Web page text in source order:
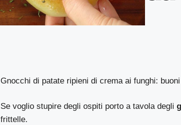
Gnocchi di patate ripieni di crema ai funghi:
Se voglio stupire degli ospiti porto a tavola degli
frittelle.